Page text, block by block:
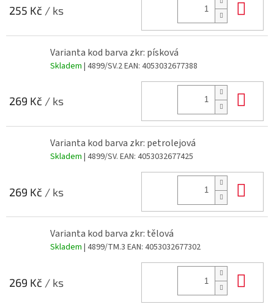
255 Kč / ks
Varianta kod barva zkr: písková
Skladem | 4899/SV.2EAN: 4053032677388
269 Kč / ks
Varianta kod barva zkr: petrolejová
Skladem | 4899/SV. EAN: 4053032677425
269 Kč / ks
Varianta kod barva zkr: tělová
Skladem | 4899/TM.3 EAN: 4053032677302
269 Kč / ks